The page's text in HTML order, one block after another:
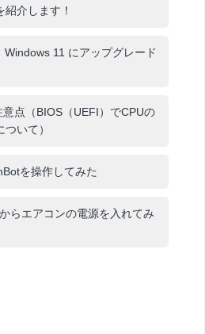
紹介します！
11 にアップグレード
点（BIOS（UEFI）でCPUの
いて）
を操作してみた
らエアコンの電源を入れてみ